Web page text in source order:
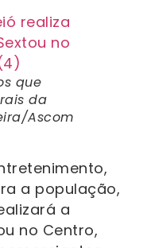
que
da
Ascom
a população,
a
no Centro,